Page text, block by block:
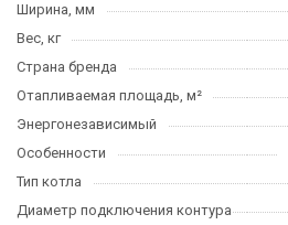
Ширина, мм
Вес, кг
Страна бренда
Отапливаемая площадь, м²
Энергонезависимый
Особенности
Тип котла
Диаметр подключения контура